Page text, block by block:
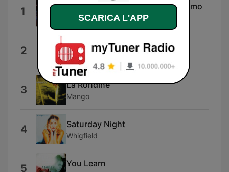
1 Abbronzatissimo Abbronzatissimo
Rob Laz
2 Rome Wasn'T Built In a Day
Morcheeba
3 La Rondine
Mango
4 Saturday Night
Whigfield
5 You Learn
SCARICA L'APP